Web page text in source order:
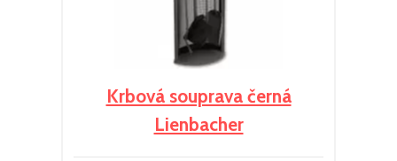
Krbová souprava černá
Lienbacher